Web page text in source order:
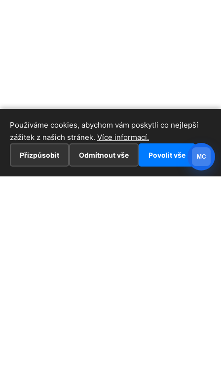
Používáme cookies, abychom vám poskytli co nejlepší
zážitek z našich stránek. Více informací.
Přizpůsobit Odmítnout vše Povolit vše MC